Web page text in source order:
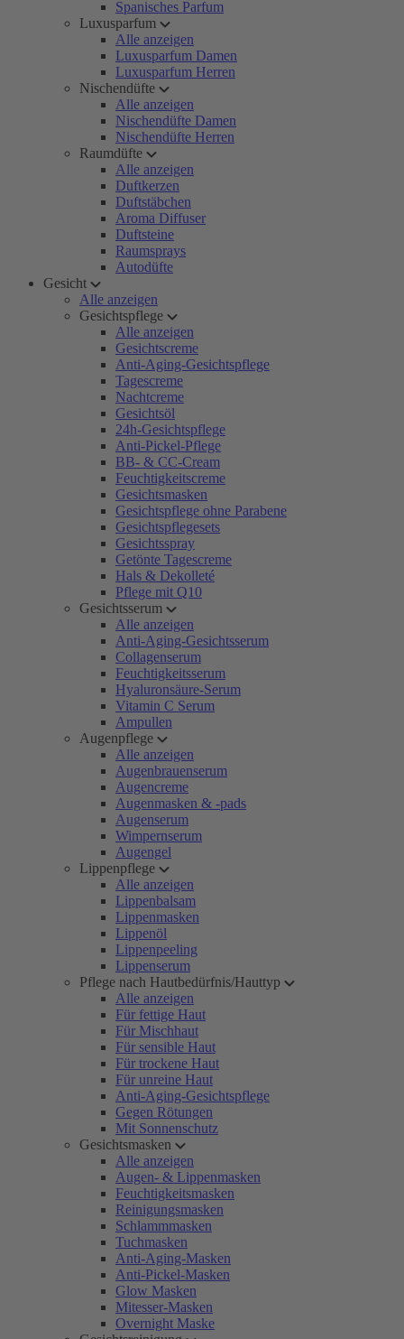
Spanisches Parfum
Luxusparfum
Alle anzeigen
Luxusparfum Damen
Luxusparfum Herren
Nischendüfte
Alle anzeigen
Nischendüfte Damen
Nischendüfte Herren
Raumdüfte
Alle anzeigen
Duftkerzen
Duftstäbchen
Aroma Diffuser
Duftsteine
Raumsprays
Autodüfte
Gesicht
Alle anzeigen
Gesichtspflege
Alle anzeigen
Gesichtscreme
Anti-Aging-Gesichtspflege
Tagescreme
Nachtcreme
Gesichtsöl
24h-Gesichtspflege
Anti-Pickel-Pflege
BB- & CC-Cream
Feuchtigkeitscreme
Gesichtsmasken
Gesichtspflege ohne Parabene
Gesichtspflegesets
Gesichtsspray
Getönte Tagescreme
Hals & Dekolleté
Pflege mit Q10
Gesichtsserum
Alle anzeigen
Anti-Aging-Gesichtsserum
Collagenserum
Feuchtigkeitsserum
Hyaluronsäure-Serum
Vitamin C Serum
Ampullen
Augenpflege
Alle anzeigen
Augenbrauenserum
Augencreme
Augenmasken & -pads
Augenserum
Wimpernserum
Augengel
Lippenpflege
Alle anzeigen
Lippenbalsam
Lippenmasken
Lippenöl
Lippenpeeling
Lippenserum
Pflege nach Hautbedürfnis/Hauttyp
Alle anzeigen
Für fettige Haut
Für Mischhaut
Für sensible Haut
Für trockene Haut
Für unreine Haut
Anti-Aging-Gesichtspflege
Gegen Rötungen
Mit Sonnenschutz
Gesichtsmasken
Alle anzeigen
Augen- & Lippenmasken
Feuchtigkeitsmasken
Reinigungsmasken
Schlammmasken
Tuchmasken
Anti-Aging-Masken
Anti-Pickel-Masken
Glow Masken
Mitesser-Masken
Overnight Maske